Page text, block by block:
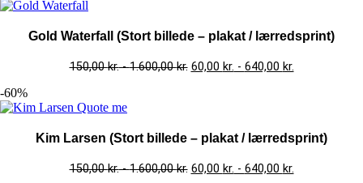
Gold Waterfall (Stort billede – plakat / lærredsprint)
150,00kr.-1.600,00kr. 60,00 kr. - 640,00 kr.
-60%
Kim Larsen (Stort billede – plakat / lærredsprint)
150,00kr.-1.600,00kr. 60,00 kr. - 640,00 kr.